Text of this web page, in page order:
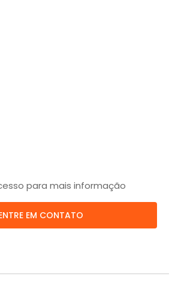
para mais informação
EM CONTATO